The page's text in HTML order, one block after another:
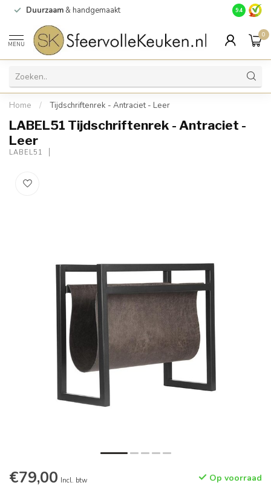
Duurzaam & handgemaakt Gratis
9.4
MENU
0
Home / Tijdschriftenrek - Antraciet - Leer
LABEL51 Tijdschriftenrek - Antraciet -
Leer
LABEL51
€79,00 Incl. btw Op voorraad